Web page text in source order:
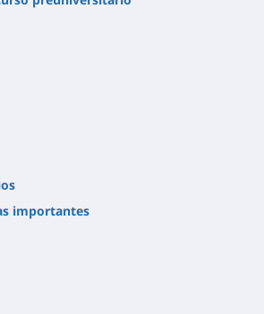
importantes